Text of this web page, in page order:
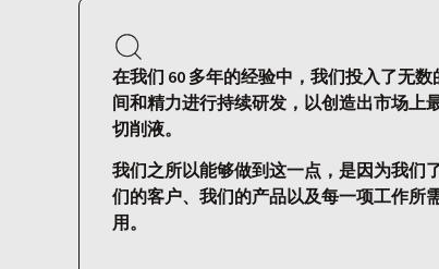
在我们 60 多年的经验中，我们投入了无数
间和精力进行持续研发，以创造出市场上
切削液。
我们之所以能够做到这一点，是因为我们
们的客户、我们的产品以及每一项工作所
用。